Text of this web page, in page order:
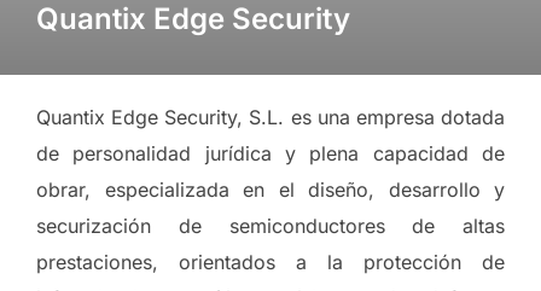
Quantix Edge Security
Quantix Edge Security, S.L. es una empresa dotada
de personalidad jurídica y plena capacidad de
obrar, especializada en el diseño, desarrollo y
securización de semiconductores de altas
prestaciones, orientados a la protección de